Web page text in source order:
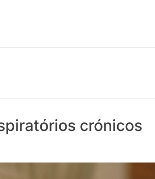
passa na Saúde!
crónicos